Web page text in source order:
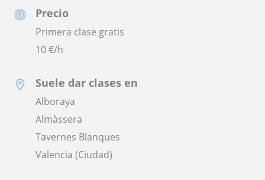
Precio
Primera clase gratis
10€/h
Suele dar clases en
Alboraya
Almàssera
Tavernes Blanques
Valencia (Ciudad)